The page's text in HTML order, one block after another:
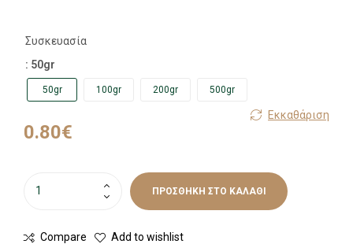
Συσκευασία
: 50gr
50gr 100gr 200gr 500gr
Εκκαθάριση
0.80€
ΠΡΟΣΘΉΚΗ ΣΤΟ ΚΑΛΆΘΙ
Compare Add to wishlist